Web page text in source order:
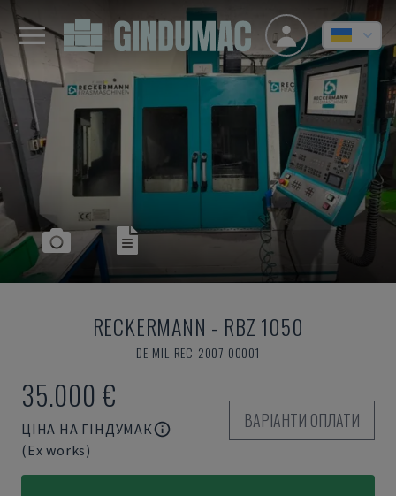
RECKERMANN - RBZ 1050
DE-MIL-REC-2007-00001
35.000 €
ЦІНА НА ГІНДУМАК
(Ex works)
ВАРІАНТИ ОПЛАТИ